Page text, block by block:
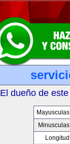
El dueño de